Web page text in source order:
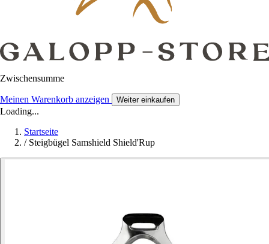
Zwischensumme
Meinen Warenkorb anzeigen Weiter einkaufen
Loading...
Startseite
/ Steigbügel Samshield Shield'Rup